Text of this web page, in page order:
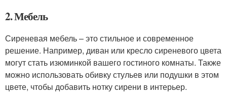
2. Мебель
Сиреневая мебель – это стильное и современное
решение. Например, диван или кресло сиреневого цвета
могут стать изюминкой вашего гостиного комнаты. Также
можно использовать обивку стульев или подушки в этом
цвете, чтобы добавить нотку сирени в интерьер.